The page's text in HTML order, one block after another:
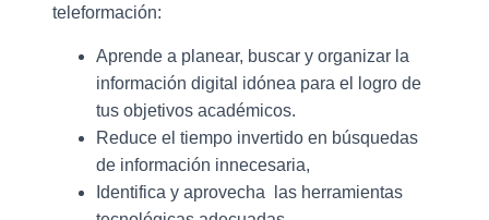
teleformación:
Aprende a planear, buscar y organizar la
información digital idónea para el logro de
tus objetivos académicos.
Reduce el tiempo invertido en búsquedas
de información innecesaria,
Identifica y aprovecha las herramientas